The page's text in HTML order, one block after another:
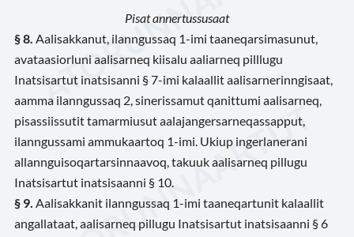
Pisat annertussusaat
§ 8. Aalisakkanut, ilanngussaq 1-imi taaneqarsimasunut,
avataasiorluni aalisarneq kiisalu aaliarneq pilllugu
Inatsisartut inatsisanni § 7-imi kalaallit aalisarnerinngisaat,
aamma ilanngussaq 2, sinerissamut qanittumi aalisarneq,
pisassiissutit tamarmiusut aalajangersarneqassapput,
ilanngussami ammukaartoq 1-imi. Ukiup ingerlanerani
allannguisoqartarsinnaavoq, takuuk aalisarneq pillugu
Inatsisartut inatsisaanni § 10.
§ 9. Aalisakkanit ilanngussaq 1-imi taaneqartunit kalaallit
angallataat, aalisarneq pillugu Inatsisartut inatsisaanni § 6